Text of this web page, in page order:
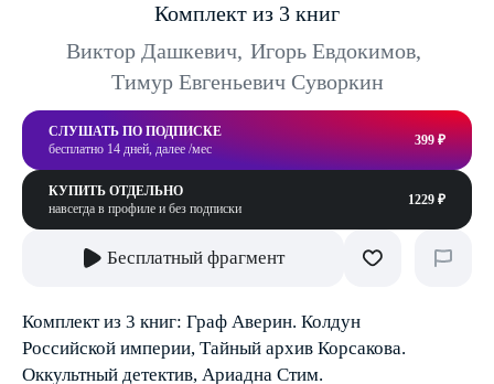
Комплект из 3 книг
Виктор Дашкевич, Игорь Евдокимов,
Тимур Евгеньевич Суворкин
СЛУШАТЬ ПО ПОДПИСКЕ
бесплатно 14 дней, далее /мес
399 ₽
КУПИТЬ ОТДЕЛЬНО
навсегда в профиле и без подписки
1229 ₽
Бесплатный фрагмент
Комплект из 3 книг: Граф Аверин. Колдун
Российской империи, Тайный архив Корсакова.
Оккультный детектив, Ариадна Стим.